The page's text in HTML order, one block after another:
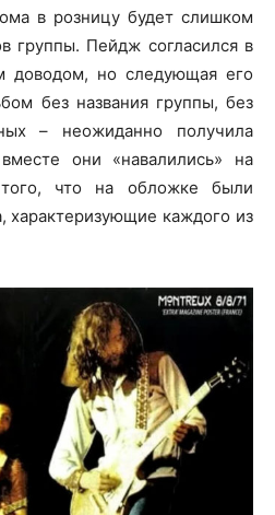
в розницу будет слишком
группы. Пейдж согласился в
доводом, но следующая его
без названия группы, без
– неожиданно получила
они «навалились» на
того, что на обложке были
характеризующие каждого из